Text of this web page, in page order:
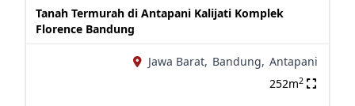
Tanah Termurah di Antapani Kalijati Komplek
Florence Bandung
Jawa Barat, Bandung, Antapani
252m2